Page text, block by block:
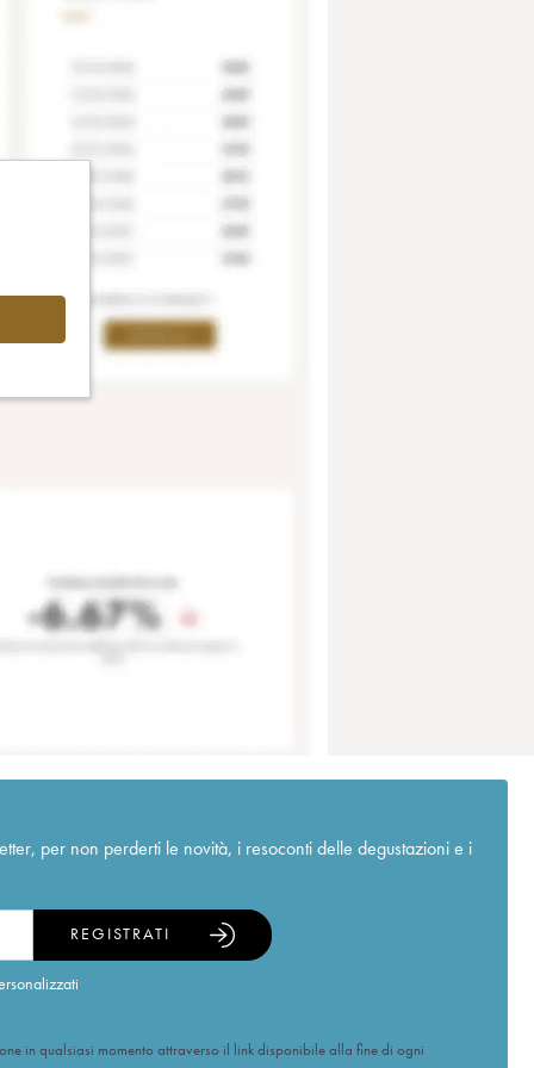
per non perderti le novità, i resoconti delle degustazioni e i
REGISTRATI
in qualsiasi momento attraverso il link disponibile alla fine di ogni